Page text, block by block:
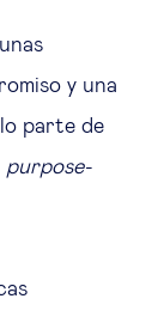
y una
parte de
purpose-